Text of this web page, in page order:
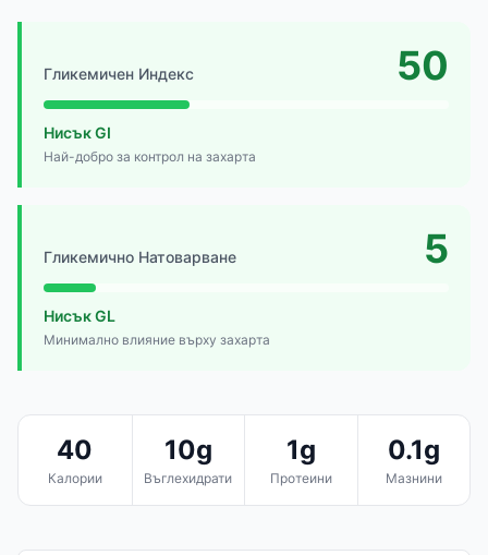
Гликемичен Индекс 50
Нисък GI
Най-добро за контрол на захарта
Гликемично Натоварване 5
Нисък GL
Минимално влияние върху захарта
40
Калории
10g
Въглехидрати
1g
Протеини
0.1g
Мазнини